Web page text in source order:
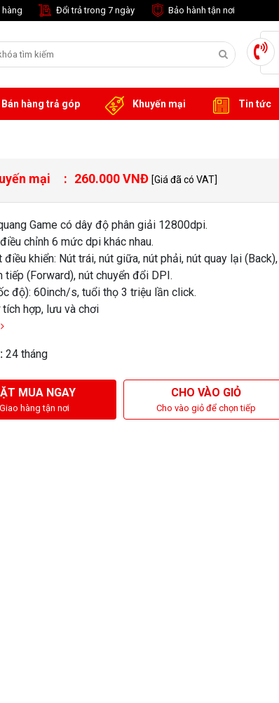
hàng Đổi trả trong 7 ngày Bảo hành tận nơi
Bán hàng trả góp Khuyến mại Tin tức
mại 260.000 VNĐ [Giá đã có VAT]
Game có dây độ phân giải 12800dpi.
chỉnh 6 mức dpi khác nhau.
điều khiển: Nút trái, nút giữa, nút phải, nút quay lại (Back),
tiếp (Forward), nút chuyển đổi DPI.
độ): 60inch/s, tuổi thọ 3 triệu lần click.
tích hợp, lưu và chơi
24 tháng
MUA NGAY
Giao hàng tận nơi
CHO VÀO GIỎ
Cho vào giỏ để chọn tiếp